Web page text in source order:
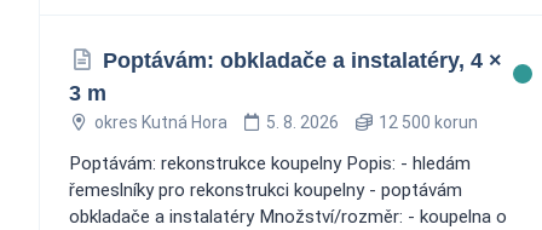
Poptávám: obkladače a instalatéry, 4 ×
3 m
okres Kutná Hora 5. 8. 2026 12 500 korun
Poptávám: rekonstrukce koupelny Popis: - hledám
řemeslníky pro rekonstrukci koupelny - poptávám
obkladače a instalatéry Množství/rozměr: - koupelna o